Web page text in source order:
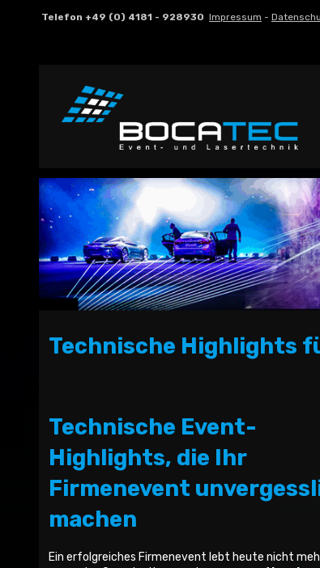
Telefon +49 (0) 4181 - 928930 Impressum -
Technische Highlights
Technische Event-
Highlights, die Ihr
Firmenevent
machen
Ein erfolgreiches Firmenevent lebt heute nicht